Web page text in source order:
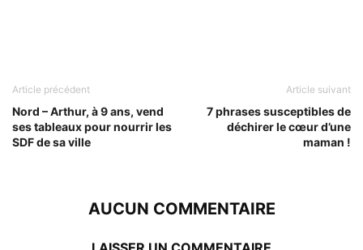
Article précédent
Nord – Arthur, à 9 ans, vend
ses tableaux pour nourrir les
SDF de sa ville
Article suivant
7 phrases susceptibles de
déchirer le cœur d’une
maman !
AUCUN COMMENTAIRE